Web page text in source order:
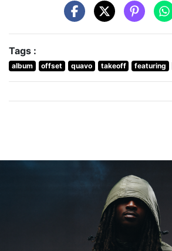
Tags :
album offset quavo takeoff featuring